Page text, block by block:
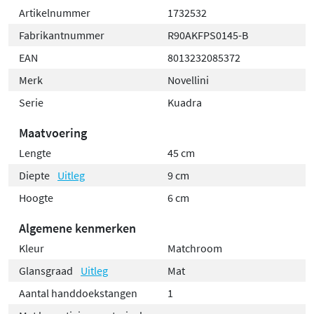
Artikelnummer
1732532
Fabrikantnummer
R90AKFPS0145-B
EAN
8013232085372
Merk
Novellini
Serie
Kuadra
Maatvoering
Lengte
45 cm
Diepte Uitleg
9 cm
Hoogte
6 cm
Algemene kenmerken
Kleur
Matchroom
Glansgraad
Uitleg
Mat
Aantal handdoekstangen
1